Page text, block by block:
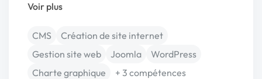
Voir plus
CMS
Création de site internet
Gestion site web
Joomla
WordPress
Charte graphique
+ 3 compétences